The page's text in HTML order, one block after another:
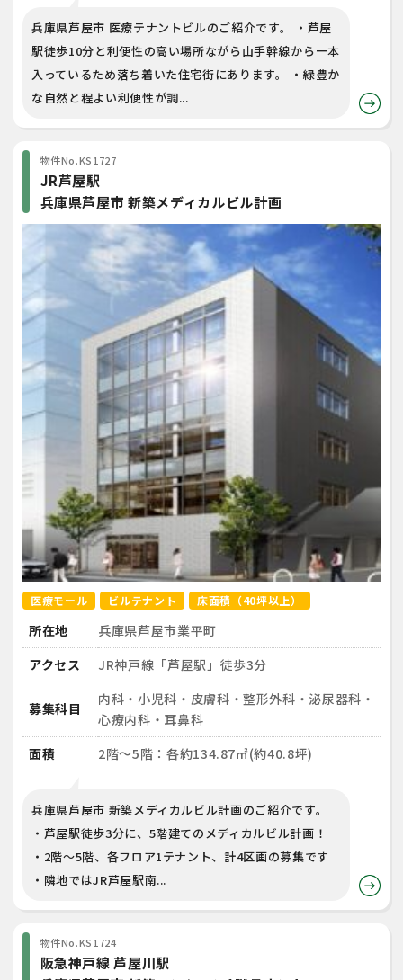
兵庫県芦屋市 医療テナントビルのご紹介です。 ・芦屋
駅徒歩10分と利便性の高い場所ながら山手幹線から一本
入っているため落ち着いた住宅街にあります。 ・緑豊か
な自然と程よい利便性が調...
物件No.KS1727
JR芦屋駅
兵庫県芦屋市 新築メディカルビル計画
医療モール ビルテナント 床面積（40坪以上）
所在地
兵庫県芦屋市業平町
アクセス
JR神戸線「芦屋駅」徒歩3分
募集科目
内科・小児科・皮膚科・整形外科・泌尿器科・
心療内科・耳鼻科
面積
2階～5階：各約134.87㎡(約40.8坪)
兵庫県芦屋市 新築メディカルビル計画のご紹介です。
・芦屋駅徒歩3分に、5階建てのメディカルビル計画！
・2階～5階、各フロア1テナント、計4区画の募集です
・隣地ではJR芦屋駅南...
物件No.KS1724
阪急神戸線 芦屋川駅